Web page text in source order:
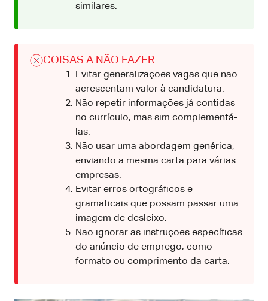
similares.
COISAS A NÃO FAZER
Evitar generalizações vagas que não
acrescentam valor à candidatura.
Não repetir informações já contidas
no currículo, mas sim complementá-
las.
Não usar uma abordagem genérica,
enviando a mesma carta para várias
empresas.
Evitar erros ortográficos e
gramaticais que possam passar uma
imagem de desleixo.
Não ignorar as instruções específicas
do anúncio de emprego, como
formato ou comprimento da carta.